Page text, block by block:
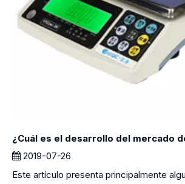
¿Cuál es el desarrollo del mercado
2019-07-26
Este artículo presenta principalmente